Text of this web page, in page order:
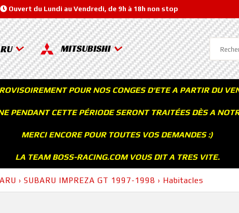
Ouvert du Lundi au Vendredi, de 9h à 18h non stop
MITSUBISHI
POUR NOS CONGES D'ETE A PARTIR DU
PENDANT CETTE PÉRIODE SERONT TRAITÉES DÈS A
MERCI ENCORE POUR TOUTES VOS DEMANDES :)
LA TEAM BOSS-RACING.COM VOUS DIT A TRES VITE.
› SUBARU IMPREZA GT 1997-1998 › Habitacles